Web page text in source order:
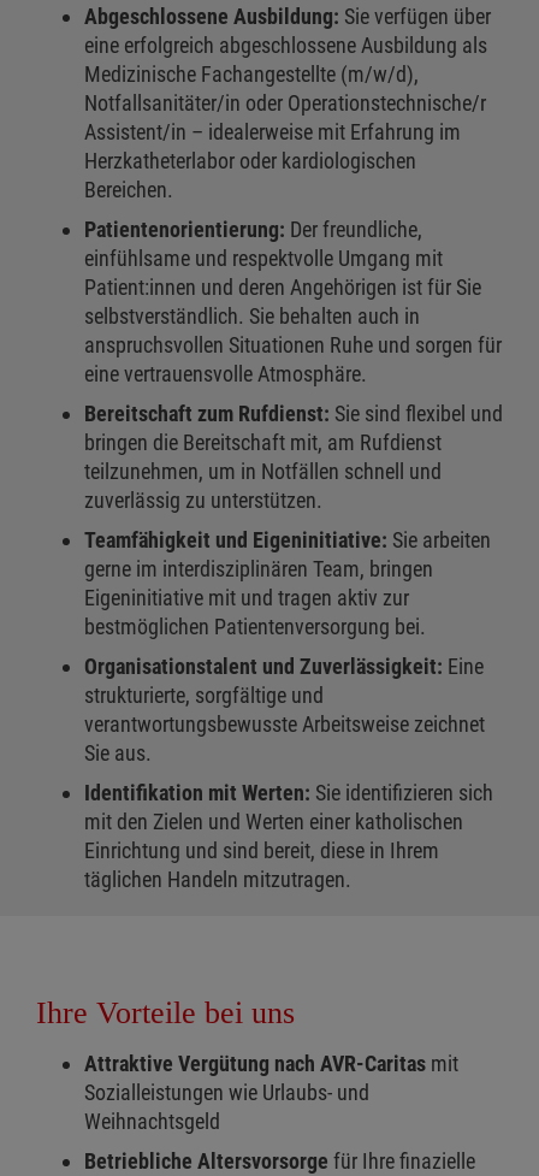
Abgeschlossene Ausbildung: Sie verfügen über
eine erfolgreich abgeschlossene Ausbildung als
Medizinische Fachangestellte (m/w/d),
Notfallsanitäter/in oder Operationstechnische/r
Assistent/in – idealerweise mit Erfahrung im
Herzkatheterlabor oder kardiologischen
Bereichen.
Patientenorientierung: Der freundliche,
einfühlsame und respektvolle Umgang mit
Patient:innen und deren Angehörigen ist für Sie
selbstverständlich. Sie behalten auch in
anspruchsvollen Situationen Ruhe und sorgen für
eine vertrauensvolle Atmosphäre.
Bereitschaft zum Rufdienst: Sie sind flexibel und
bringen die Bereitschaft mit, am Rufdienst
teilzunehmen, um in Notfällen schnell und
zuverlässig zu unterstützen.
Teamfähigkeit und Eigeninitiative: Sie arbeiten
gerne im interdisziplinären Team, bringen
Eigeninitiative mit und tragen aktiv zur
bestmöglichen Patientenversorgung bei.
Organisationstalent und Zuverlässigkeit: Eine
strukturierte, sorgfältige und
verantwortungsbewusste Arbeitsweise zeichnet
Sie aus.
Identifikation mit Werten: Sie identifizieren sich
mit den Zielen und Werten einer katholischen
Einrichtung und sind bereit, diese in Ihrem
täglichen Handeln mitzutragen.
Ihre Vorteile bei uns
Attraktive Vergütung nach AVR-Caritas mit
Sozialleistungen wie Urlaubs- und
Weihnachtsgeld
Betriebliche Altersvorsorge für Ihre finazielle